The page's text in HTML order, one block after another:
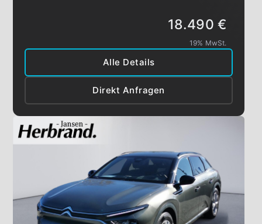
Alle Details
Direkt Anfragen
18.490 €
19% MwSt.